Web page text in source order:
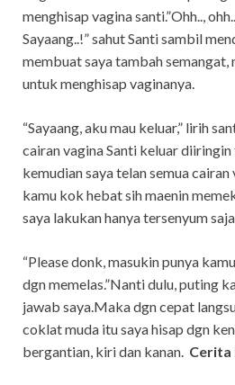
menghisap vagina santi.”Ohh..,
Sayaang..!” sahut Santi sambil
membuat saya tambah semangat,
untuk menghisap vaginanya.
“Sayaang, aku mau keluar,” lirih
cairan vagina Santi keluar
kemudian saya telan semua cairan
kamu kok hebat sih maenin
saya lakukan hanya tersenyum saja.
“Please donk, masukin punya
dgn memelas.”Nanti dulu, puting
jawab saya.Maka dgn cepat
coklat muda itu saya hisap dgn
bergantian, kiri dan kanan. Cerita